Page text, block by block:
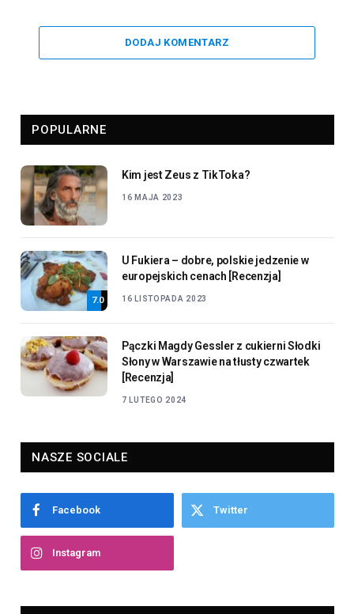
DODAJ KOMENTARZ
POPULARNE
Kim jest Zeus z TikToka?
16 MAJA 2023
7.0
U Fukiera – dobre, polskie jedzenie w
europejskich cenach [Recenzja]
16 LISTOPADA 2023
Pączki Magdy Gessler z cukierni Słodki
Słony w Warszawie na tłusty czwartek
[Recenzja]
7 LUTEGO 2024
NASZE SOCIALE
Facebook Twitter
Instagram